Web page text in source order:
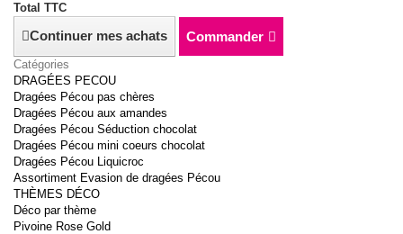
Total TTC
Continuer mes achats Commander
Catégories
DRAGÉES PECOU
Dragées Pécou pas chères
Dragées Pécou aux amandes
Dragées Pécou Séduction chocolat
Dragées Pécou mini coeurs chocolat
Dragées Pécou Liquicroc
Assortiment Evasion de dragées Pécou
THÈMES DÉCO
Déco par thème
Pivoine Rose Gold